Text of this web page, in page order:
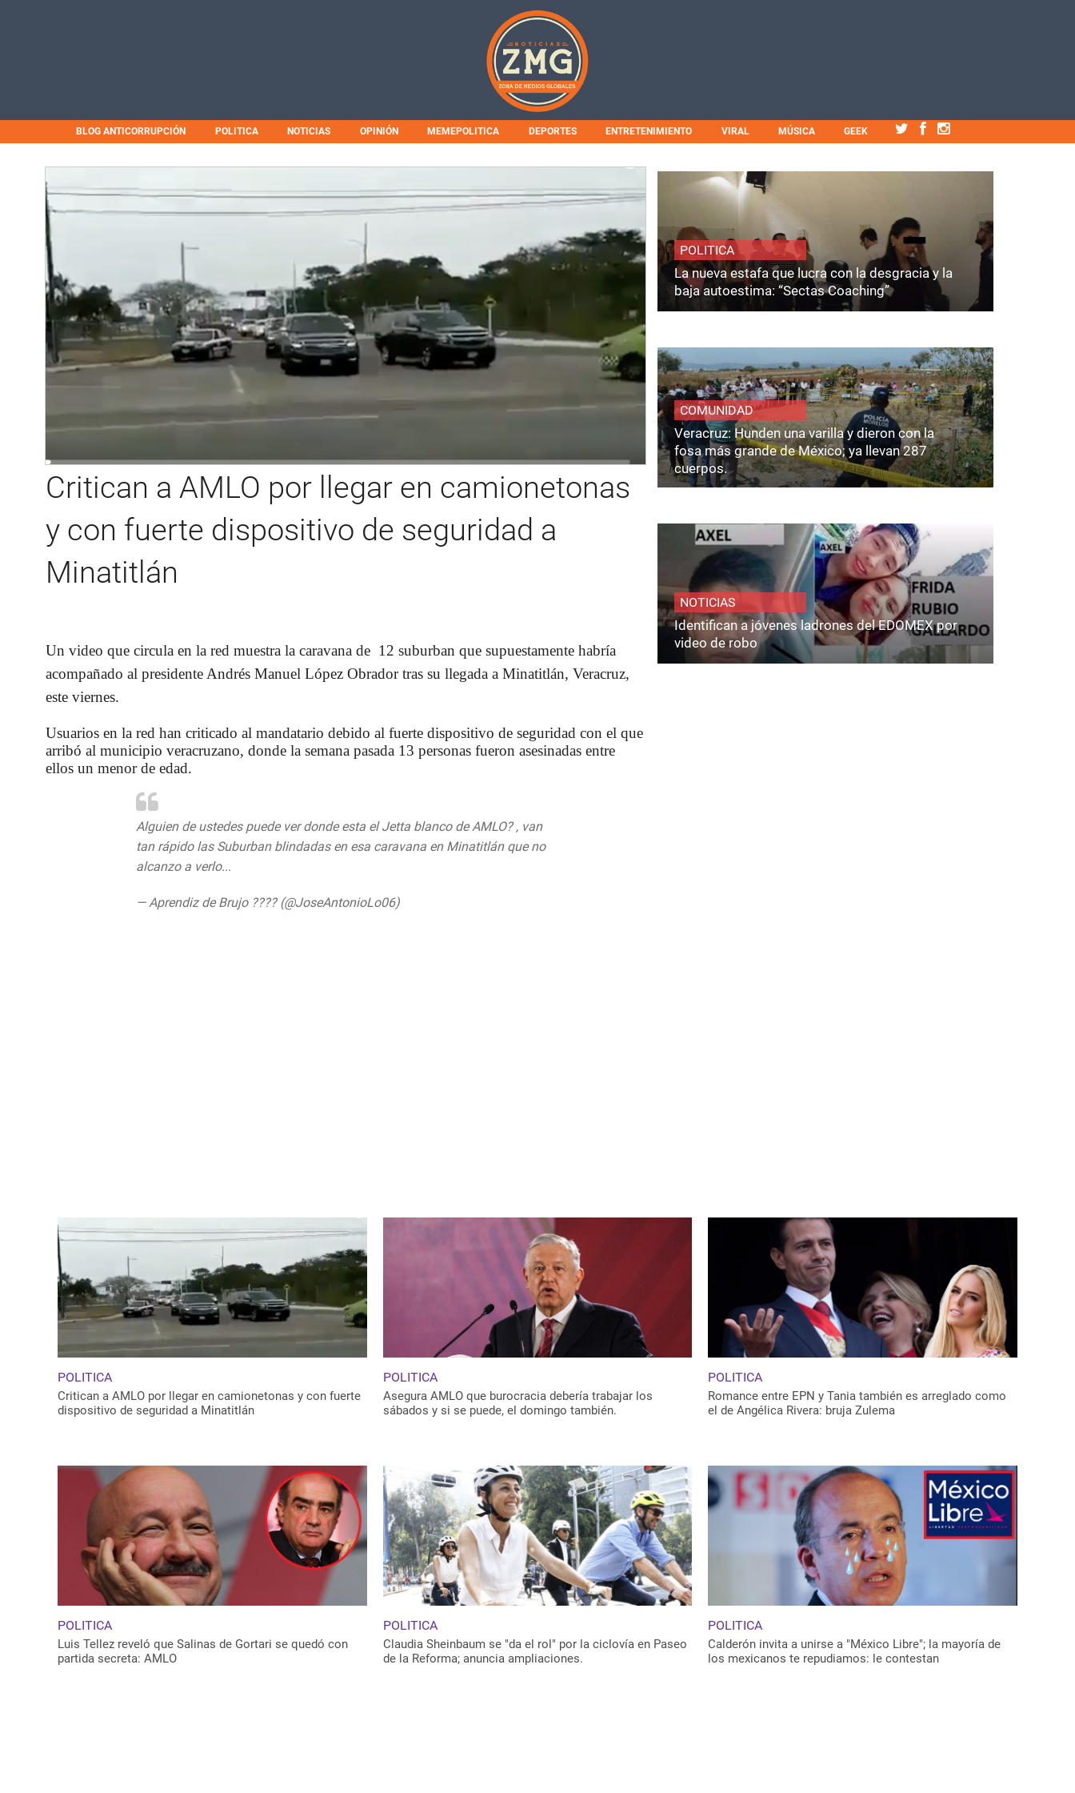
BLOG ANTICORRUPCIÓN POLITICA NOTICIAS OPINIÓN MEMEPOLITICA DEPORTES ENTRETENIMIENTO VIRAL MÚSICA GEEK
Critican a AMLO por llegar en camionetonas
y con fuerte dispositivo de seguridad a
Minatitlán
Un video que circula en la red muestra la caravana de 12 suburban que supuestamente habría
acompañado al presidente Andrés Manuel López Obrador tras su llegada aMinatitlán, Veracruz,
este viernes.
Usuarios en la red han criticado al mandatario debido al fuerte dispositivo de seguridad con el que
arribó al municipio veracruzano, donde la semana pasada 13 personas fueron asesinadas entre
ellos un menor de edad.
Alguien de ustedes puede ver donde esta el Jetta blanco de AMLO? , van
tan rápido las Suburban blindadas en esa caravana en Minatitlán que no
alcanzo a verlo...
— Aprendiz de Brujo ???? (@JoseAntonioLo06)
POLITICA
La nueva estafa que lucra con la desgracia y la
baja autoestima: “Sectas Coaching”
COMUNIDAD
Veracruz: Hunden una varilla y dieron con la
fosa más grande de México; ya llevan 287
cuerpos.
NOTICIAS
Identifican a jóvenes ladrones del EDOMEX por
video de robo
POLITICA
Critican a AMLO por llegar en camionetonas y con fuerte
dispositivo de seguridad a Minatitlán
POLITICA
Asegura AMLO que burocracia debería trabajar los
sábados y si se puede, el domingo también.
POLITICA
Romance entre EPN y Tania también es arreglado como
el de Angélica Rivera: bruja Zulema
POLITICA
Luis Tellez reveló que Salinas de Gortari se quedó con
partida secreta: AMLO
POLITICA
Claudia Sheinbaum se "da el rol" por la ciclovía en Paseo
de la Reforma; anuncia ampliaciones.
POLITICA
Calderón invita a unirse a "México Libre"; la mayoría de
los mexicanos te repudiamos: le contestan